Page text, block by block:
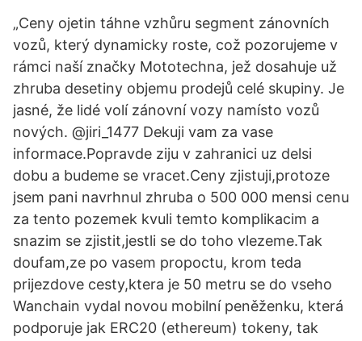
„Ceny ojetin táhne vzhůru segment zánovních
vozů, který dynamicky roste, což pozorujeme v
rámci naší značky Mototechna, jež dosahuje už
zhruba desetiny objemu prodejů celé skupiny. Je
jasné, že lidé volí zánovní vozy namísto vozů
nových. @jiri_1477 Dekuji vam za vase
informace.Popravde ziju v zahranici uz delsi
dobu a budeme se vracet.Ceny zjistuji,protoze
jsem pani navrhnul zhruba o 500 000 mensi cenu
za tento pozemek kvuli temto komplikacim a
snazim se zjistit,jestli se do toho vlezeme.Tak
doufam,ze po vasem propoctu, krom teda
prijezdove cesty,ktera je 50 metru se do vseho
Wanchain vydal novou mobilní peněženku, která
podporuje jak ERC20 (ethereum) tokeny, tak